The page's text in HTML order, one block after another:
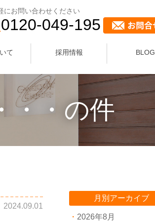
にお問い合わせください
0120-049-195
て 採用情報 BLOG
・・の件
2024.09.01
月別アーカイブ
2026年8月